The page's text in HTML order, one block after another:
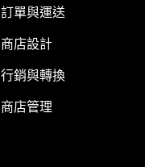
訂單與運送
商店設計
行銷與轉換
商店管理